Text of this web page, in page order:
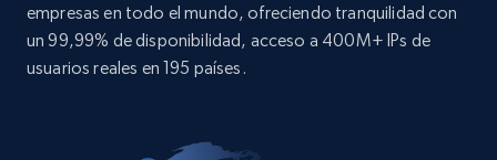
LinkedIn posts - Discover new posts
company URL
empresas en todo el mundo, ofreciendo tranquilidad con
un 99,99% de disponibilidad, acceso a 400M+ IPs de
usuarios reales en 195 países.